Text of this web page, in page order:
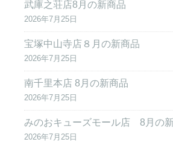
武庫之荘店8月の新商品
2026年7月25日
宝塚中山寺店８月の新商品
2026年7月25日
南千里本店 8月の新商品
2026年7月25日
みのおキューズモール店 8月の
2026年7月25日